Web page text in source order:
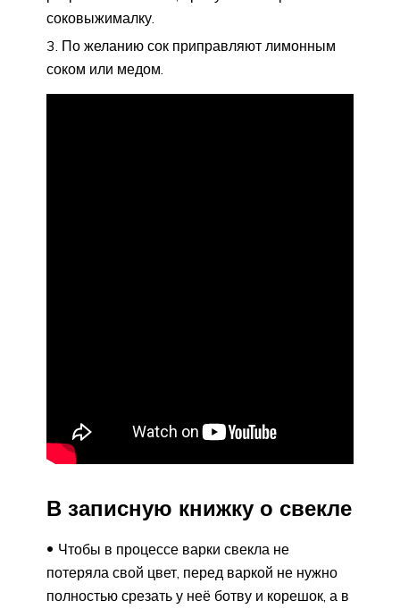
соковыжималку.
По желанию сок приправляют лимонным
соком или медом.
В записную книжку о свекле
Чтобы в процессе варки свекла не
потеряла свой цвет, перед варкой не нужно
полностью срезать у неё ботву и корешок, а в